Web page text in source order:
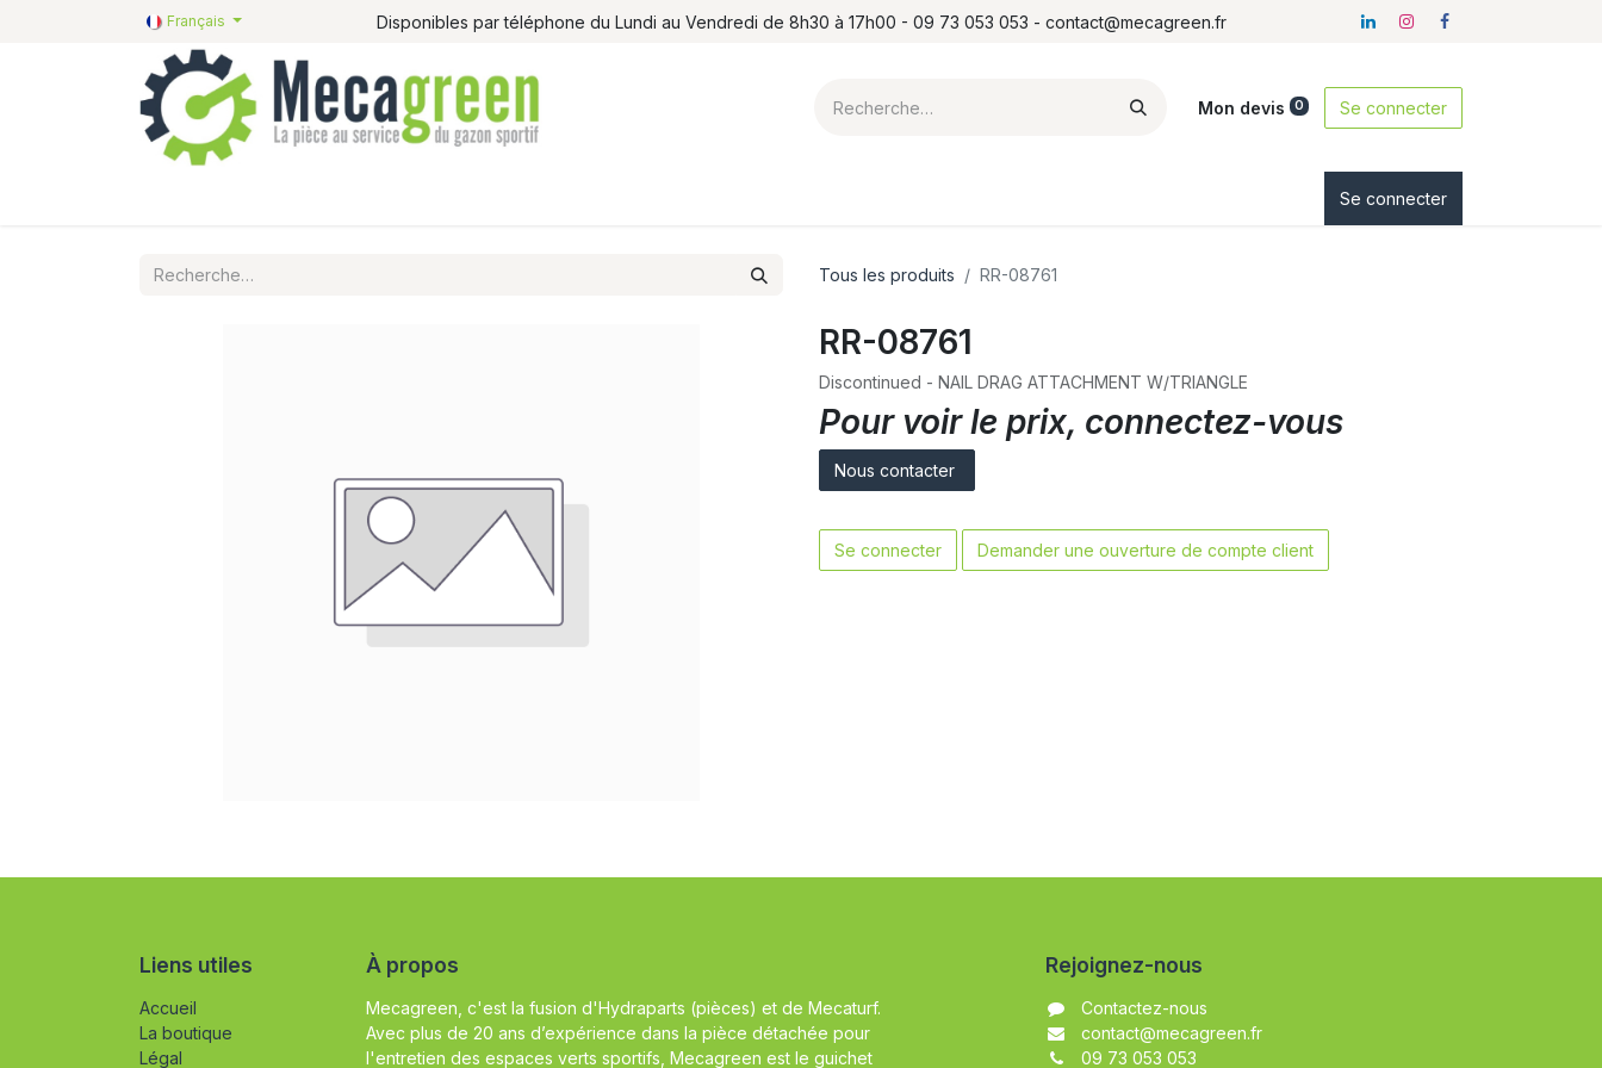
Français Disponibles par téléphone du Lundi au Vendredi de 8h30 à 17h00 - 09 73 053 053 - contact@mecagreen.fr
Mon devis 0 Se connecter
Se connecter
Tous les produits RR-08761
RR-08761
Discontinued - NAIL DRAG ATTACHMENT W/TRIANGLE
Pour voir le prix, connectez-vous
Nous contacter
Se connecter Demander une ouverture de compte client
Liens utiles
Accueil
La boutique
Légal
À propos
Mecagreen, c'est la fusion d'Hydraparts (pièces) et de Mecaturf.
Avec plus de 20 ans d’expérience dans la pièce détachée pour
l'entretien des espaces verts sportifs, Mecagreen est le guichet
Rejoignez-nous
Contactez-nous
contact@mecagreen.fr
09 73 053 053